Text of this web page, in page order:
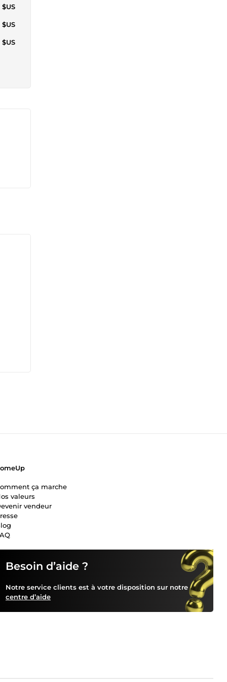
$US
$US
Besoin d’aide ?
Notre service clients est à votre disposition sur notre
centre d’aide
ça marche
valeurs
vendeur